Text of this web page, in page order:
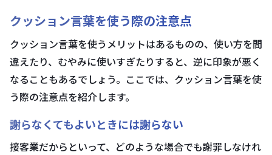
クッション言葉を使う際の注意点
クッション言葉を使うメリットはあるものの、使い方を間
違えたり、むやみに使いすぎたりすると、逆に印象が悪く
なることもあるでしょう。ここでは、クッション言葉を使
う際の注意点を紹介します。
謝らなくてもよいときには謝らない
接客業だからといって、どのような場合でも謝罪しなけれ